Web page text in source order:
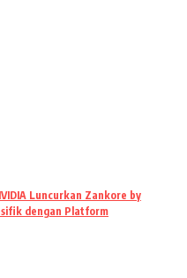
Luncurkan Zankore by
dengan Platform